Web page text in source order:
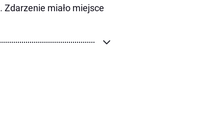
Zdarzenie miało miejsce